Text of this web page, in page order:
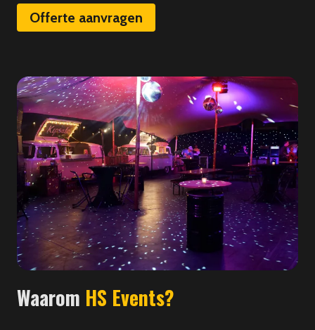
Offerte aanvragen
Waarom HS Events?